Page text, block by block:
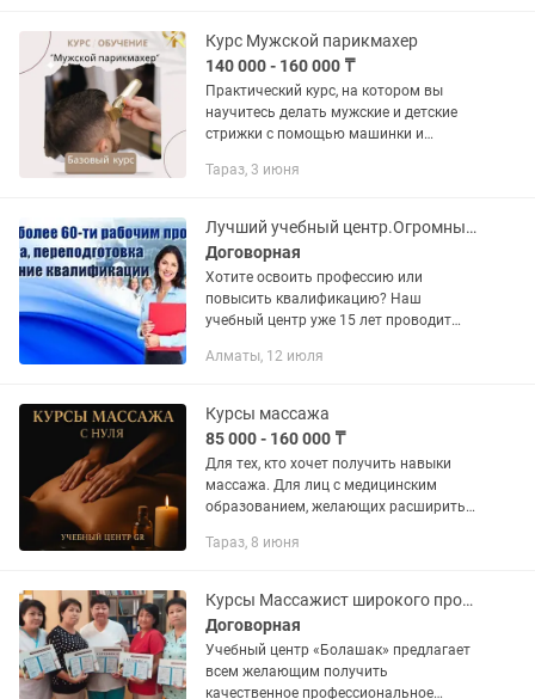
Курс Мужской парикмахер
140 000 - 160 000 ₸
Практический курс, на котором вы
научитесь делать мужские и детские
стрижки с помощью машинки и
работая на себя, в салонах красоты
Тараз, 3 июня
Лучший учебный центр.Огромный выбор курсов. Сертификат.Трудоустройство
Договорная
Хотите освоить профессию или
повысить квалификацию? Наш
учебный центр уже 15 лет проводит
компаний по всему Казахстану — от
Алматы, 12 июля
Курсы массажа
85 000 - 160 000 ₸
Для тех, кто хочет получить навыки
массажа. Для лиц с медицинским
образованием, желающих расширить
или пройти переподготовку, Для всех,
Тараз, 8 июня
Курсы Массажист широкого профиля УЦБолашак
Договорная
Учебный центр «Болашак» предлагает
всем желающим получить
качественное профессиональное